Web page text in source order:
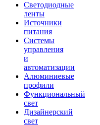
Светодиодные
ленты
Источники
питания
Системы
управления
и
автоматизации
Алюминиевые
профили
Функциональный
свет
Дизайнерский
свет